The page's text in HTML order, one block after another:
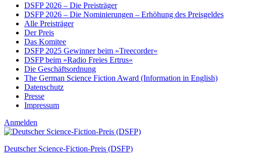
DSFP 2026 – Die Preisträger
DSFP 2026 – Die Nominierungen – Erhöhung des Preisgeldes
Alle Preisträger
Der Preis
Das Komitee
DSFP 2025 Gewinner beim »Treecorder«
DSFP beim »Radio Freies Ertrus«
Die Geschäftsordnung
The German Science Fiction Award (Information in English)
Datenschutz
Presse
Impressum
Anmelden
Deutscher Science-Fiction-Preis (DSFP)